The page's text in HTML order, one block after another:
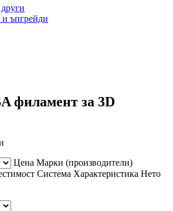
и ъпгрейди
филамент за 3D
Цена Марки (производители)
Система Характеристика Нето